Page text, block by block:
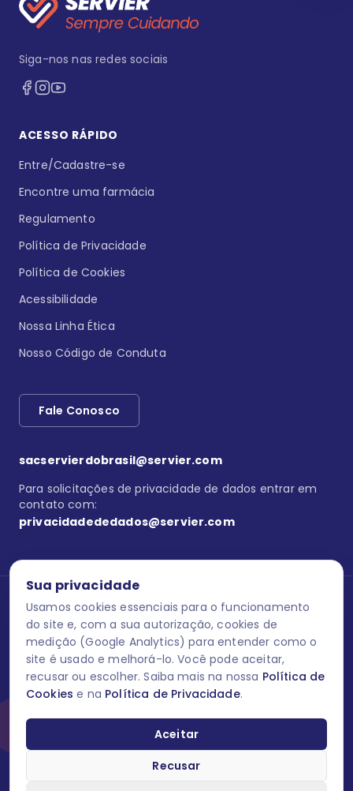
Sua privacidade
Usamos cookies essenciais para o funcionamento
do site e, com a sua autorização, cookies de
medição (Google Analytics) para entender como o
site é usado e melhorá-lo. Você pode aceitar,
recusar ou escolher. Saiba mais na nossa Política de
Cookies e na Política de Privacidade.
Aceitar
Recusar
Siga-nos nas redes sociais
ACESSO RÁPIDO
Entre/Cadastre-se
Encontre uma farmácia
Regulamento
Política de Privacidade
Política de Cookies
Acessibilidade
Nossa Linha Ética
Nosso Código de Conduta
Fale Conosco
sacservierdobrasil@servier.com
Para solicitações de privacidade de dados entrar em
contato com:
privacidadededados@servier.com
Se estiver no programa semprecuidando, comunique aquiuma
reação adversa com os produtos Servier. Este site contém
informações para o público leigo e para os profissionais de saúde
do Brasil habilitados a prescrever medicamentos. M-AS ONE-BR-
202606-00013 / Agosto 2026.
O laboratório Servier do Brasil respeita os seus dados! Caso deseje
dados pessoais você pode fazê-lo a qualquer momento entrando
em contato através do site www.semprecuidando.com.br na opção
fale conosco.